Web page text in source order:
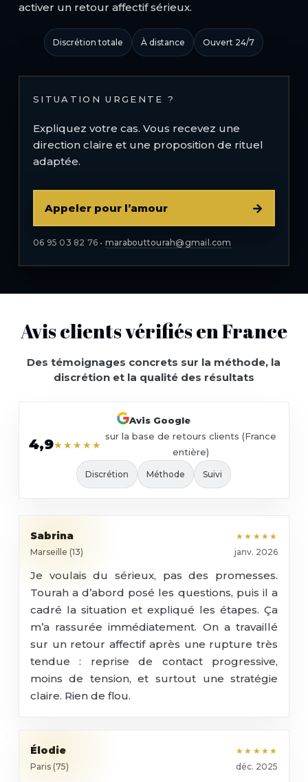
activer un retour affectif sérieux.
Discrétion totale À distance Ouvert 24/7
SITUATION URGENTE ?
Expliquez votre cas. Vous recevez une
direction claire et une proposition de rituel
adaptée.
Appeler pour l’amour →
06 95 03 82 76 • marabouttourah@gmail.com
Avis clients vérifiés en France
Des témoignages concrets sur la méthode, la
discrétion et la qualité des résultats
Avis Google
4,9★★★★★
sur la base de retours clients (France
entière)
Discrétion Méthode Suivi
Sabrina
Marseille (13)
★★★★★
janv. 2026
Je voulais du sérieux, pas des promesses.
Tourah a d’abord posé les questions, puis il a
cadré la situation et expliqué les étapes. Ça
m’a rassurée immédiatement. On a travaillé
sur un retour affectif après une rupture très
tendue : reprise de contact progressive,
moins de tension, et surtout une stratégie
claire. Rien de flou.
Élodie
Paris (75)
★★★★★
déc. 2025